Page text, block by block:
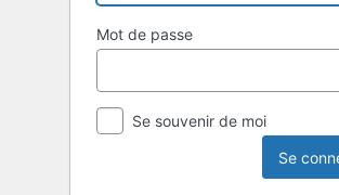
Mot de passe
Se souvenir de moi